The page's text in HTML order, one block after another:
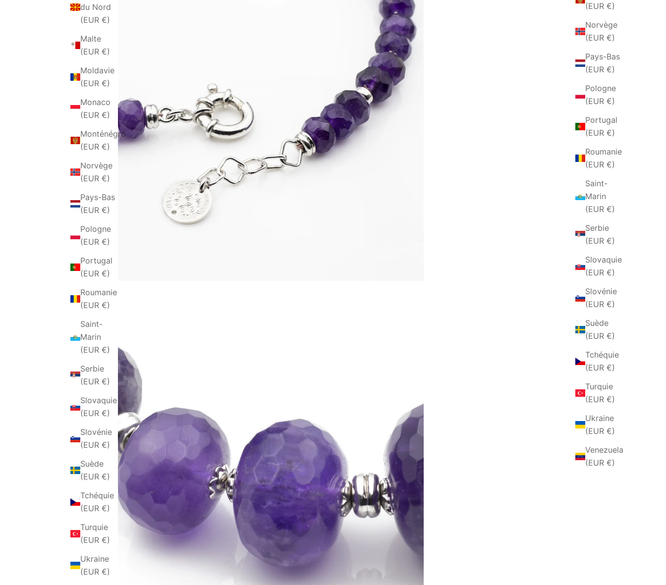
(EUR €)
Norvège
(EUR €)
Pays-Bas
(EUR €)
Pologne
(EUR €)
Portugal
(EUR €)
Roumanie
(EUR €)
Saint-
Marin
(EUR €)
Serbie
(EUR €)
Slovaquie
(EUR €)
Slovénie
(EUR €)
Suède
(EUR €)
Tchéquie
(EUR €)
Turquie
(EUR €)
Ukraine
(EUR €)
Venezuela
(EUR €)
du Nord
(EUR €)
Malte
(EUR €)
Moldavie
(EUR €)
Monaco
(EUR €)
Monténégro
(EUR €)
Norvège
(EUR €)
Pays-Bas
(EUR €)
Pologne
(EUR €)
Portugal
(EUR €)
Roumanie
(EUR €)
Saint-
Marin
(EUR €)
Serbie
(EUR €)
Slovaquie
(EUR €)
Slovénie
(EUR €)
Suède
(EUR €)
Tchéquie
(EUR €)
Turquie
(EUR €)
Ukraine
(EUR €)